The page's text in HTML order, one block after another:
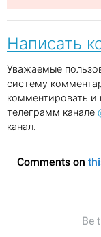
Написать
Уважаемые
систему
комментировать
телеграмм канале
канал.